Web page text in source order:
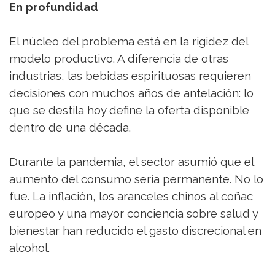
En profundidad
El núcleo del problema está en la rigidez del
modelo productivo. A diferencia de otras
industrias, las bebidas espirituosas requieren
decisiones con muchos años de antelación: lo
que se destila hoy define la oferta disponible
dentro de una década.
Durante la pandemia, el sector asumió que el
aumento del consumo sería permanente. No lo
fue. La inflación, los aranceles chinos al coñac
europeo y una mayor conciencia sobre salud y
bienestar han reducido el gasto discrecional en
alcohol.